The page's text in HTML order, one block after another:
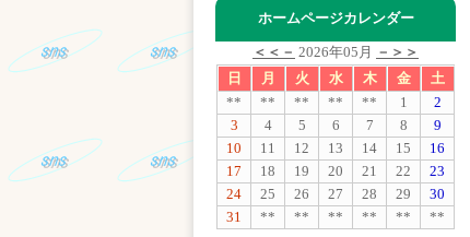
ホームページカレンダー
＜＜－ 2026年05月
－＞＞
日
月 火 水 木 金
土
**
** ** ** ** 1
2
3
4 5 6 7 8
9
10
11 12 13 14 15
16
17
18 19 20 21 22
23
24
25 26 27 28 29
30
31
** ** ** ** ** **